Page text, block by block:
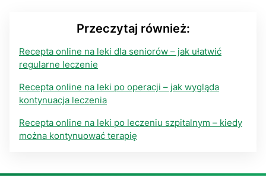
Przeczytaj również:
Recepta online na leki dla seniorów – jak ułatwić
regularne leczenie
Recepta online na leki po operacji – jak wygląda
kontynuacja leczenia
Recepta online na leki po leczeniu szpitalnym – kiedy
można kontynuować terapię